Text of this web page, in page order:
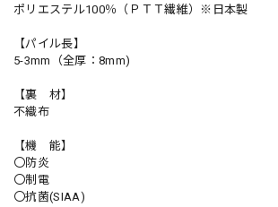
ポリエステル100％（ＰＴＴ繊維）※日本製
【パイル長】
5-3mm（全厚：8mm)
【裏 材】
不織布
【機 能】
〇防炎
〇制電
〇抗菌(SIAA)